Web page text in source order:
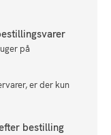
på
er der kun
bestilling